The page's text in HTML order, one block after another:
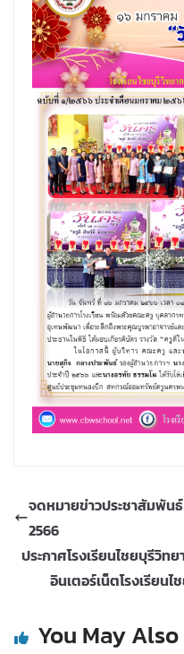
จดหมายข่าวประชาสัมพัน
2566
ประกาศโรงเรียนไชยบุรีวิทย
อินเตอร์เน็ตโรงเรียนไ
You May